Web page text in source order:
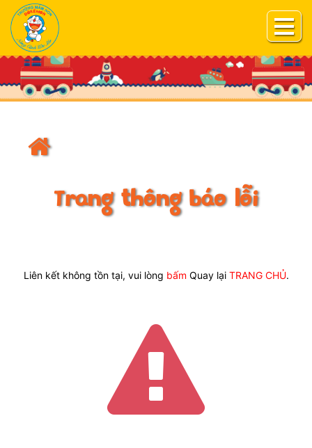
Trang thông báo lỗi
Liên kết không tồn tại, vui lòng bấm Quay lại TRANG CHỦ.